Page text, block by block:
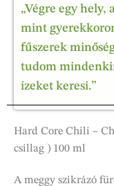
„Végre egy
mint
fűszerek
tudom
ízeket keresi.”
Hard Core Chili –
csillag ) 100 ml
A meggy szikrázó